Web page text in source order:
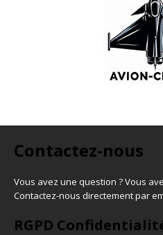
Contactez-nous
Vous avez une question ? Vous
Contactez-nous directement par
RGPD